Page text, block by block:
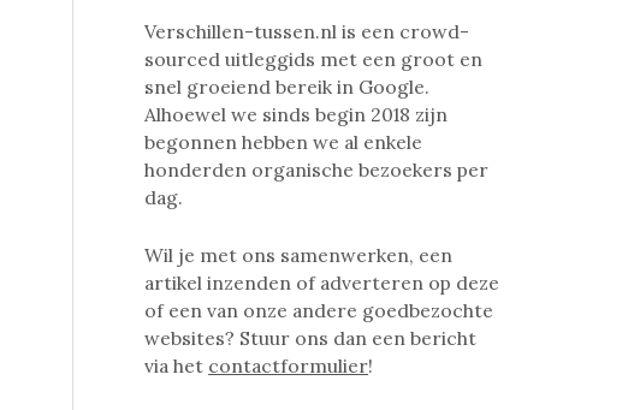
Verschillen-tussen.nl is een crowd-
sourced uitleggids met een groot en
snel groeiend bereik in Google.
Alhoewel we sinds begin 2018 zijn
begonnen hebben we al enkele
honderden organische bezoekers per
dag.
Wil je met ons samenwerken, een
artikel inzenden of adverteren op deze
of een van onze andere goedbezochte
websites? Stuur ons dan een bericht
via het contactformulier!